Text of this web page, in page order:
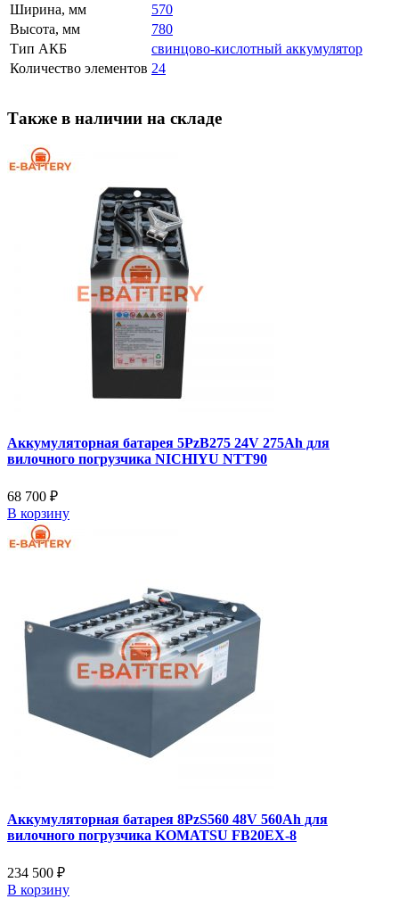
Ширина, мм
570
Высота, мм
780
Тип АКБ
свинцово-кислотный аккумулятор
Количество элементов 24
Также в наличии на складе
Аккумуляторная батарея 5PzB275 24V 275Ah для
вилочного погрузчика NICHIYU NTT90
68 700 ₽
В корзину
Аккумуляторная батарея 8PzS560 48V 560Ah для
вилочного погрузчика KOMATSU FB20EX-8
234 500 ₽
В корзину